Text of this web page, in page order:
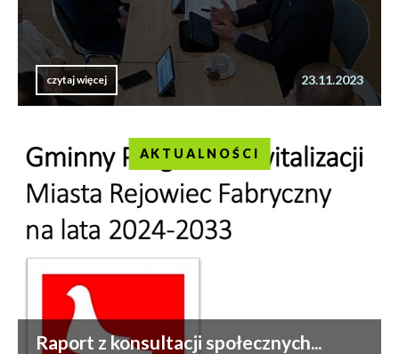
czytaj więcej 23.11.2023
AKTUALNOŚCI
Raport z konsultacji społecznych...